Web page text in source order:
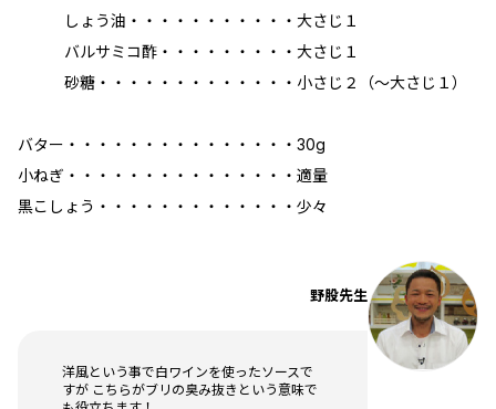
しょう油・・・・・・・・・・・大さじ１
バルサミコ酢・・・・・・・・・大さじ１
砂糖・・・・・・・・・・・・・小さじ２（～大さじ１）
バター・・・・・・・・・・・・・・・30g
小ねぎ・・・・・・・・・・・・・・・適量
黒こしょう・・・・・・・・・・・・・少々
野股先生
洋風という事で白ワインを使ったソースで
すが こちらがブリの臭み抜きという意味で